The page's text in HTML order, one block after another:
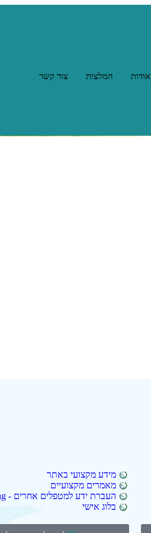
אודות המלצות צור קשר
מידע מקצועי באתר
מאמרים מקצועיים
העברת ידע למטפלים אחרים - Ming לימודי המשך
בלוג אישי